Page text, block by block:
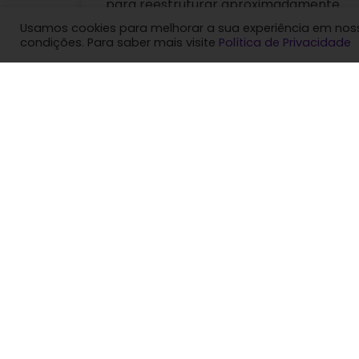
para reestruturar aproximadamente
5,1 bilhões de reais em dívidas
financeiras sem garantias e outros
créditos entre as
Usamos cookies para melhorar a sua experiência em
condições. Para saber mais visite Política de Privacidade